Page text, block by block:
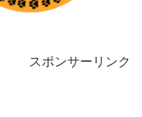
スポンサーリンク